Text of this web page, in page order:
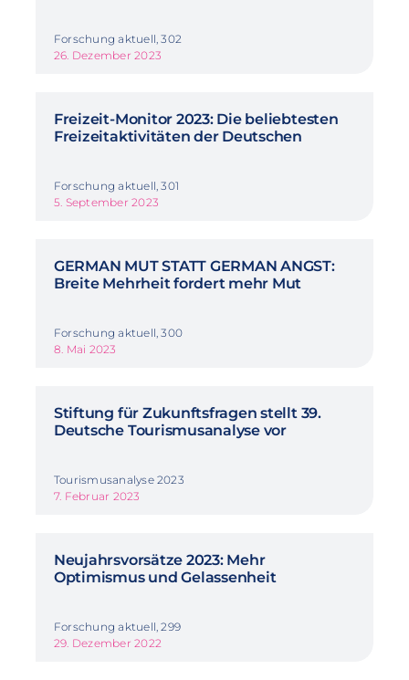
Forschung aktuell, 302
26. Dezember 2023
Freizeit-Monitor 2023: Die beliebtesten
Freizeitaktivitäten der Deutschen
Forschung aktuell, 301
5. September 2023
GERMAN MUT STATT GERMAN ANGST:
Breite Mehrheit fordert mehr Mut
Forschung aktuell, 300
8. Mai 2023
Stiftung für Zukunftsfragen stellt 39.
Deutsche Tourismusanalyse vor
Tourismusanalyse 2023
7. Februar 2023
Neujahrsvorsätze 2023: Mehr
Optimismus und Gelassenheit
Forschung aktuell, 299
29. Dezember 2022